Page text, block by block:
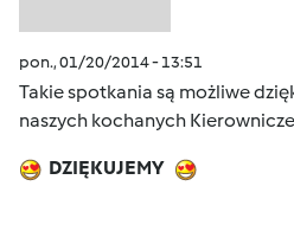
pon., 01/20/2014 - 13:51
Takie spotkania są możliwe
naszych kochanych
DZIĘKUJEMY